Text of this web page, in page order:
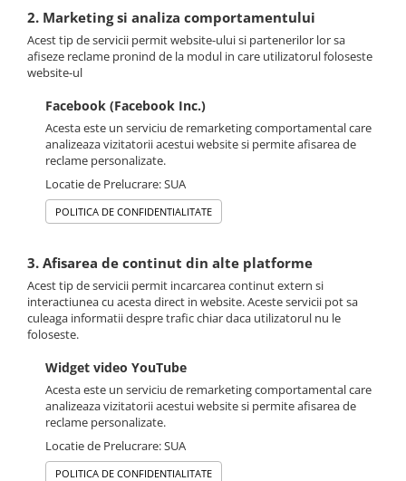
2. Marketing si analiza comportamentului
Acest tip de servicii permit website-ului si partenerilor lor sa
afiseze reclame pronind de la modul in care utilizatorul foloseste
website-ul
Facebook (Facebook Inc.)
Acesta este un serviciu de remarketing comportamental care
analizeaza vizitatorii acestui website si permite afisarea de
reclame personalizate.
Locatie de Prelucrare: SUA
POLITICA DE CONFIDENTIALITATE
3. Afisarea de continut din alte platforme
Acest tip de servicii permit incarcarea continut extern si
interactiunea cu acesta direct in website. Aceste servicii pot sa
culeaga informatii despre trafic chiar daca utilizatorul nu le
foloseste.
Widget video YouTube
Acesta este un serviciu de remarketing comportamental care
analizeaza vizitatorii acestui website si permite afisarea de
reclame personalizate.
Locatie de Prelucrare: SUA
POLITICA DE CONFIDENTIALITATE